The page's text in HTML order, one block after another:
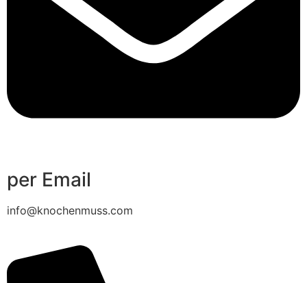
per Email
info@knochenmuss.com